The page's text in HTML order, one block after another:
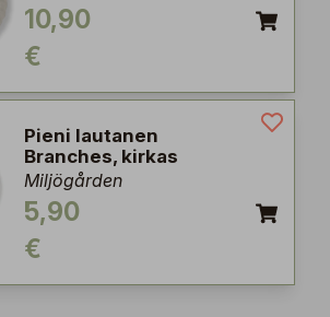
10,90
€
Pieni lautanen
Branches, kirkas
Miljögården
5,90
€